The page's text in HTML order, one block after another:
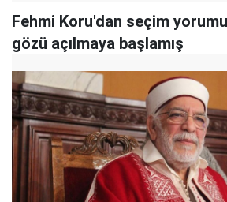
Fehmi Koru'dan seçim
gözü açılmaya başlamış